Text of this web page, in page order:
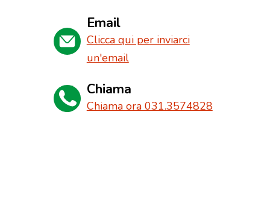
Email
Clicca qui per inviarci
un'email
Chiama
Chiama ora 031.3574828